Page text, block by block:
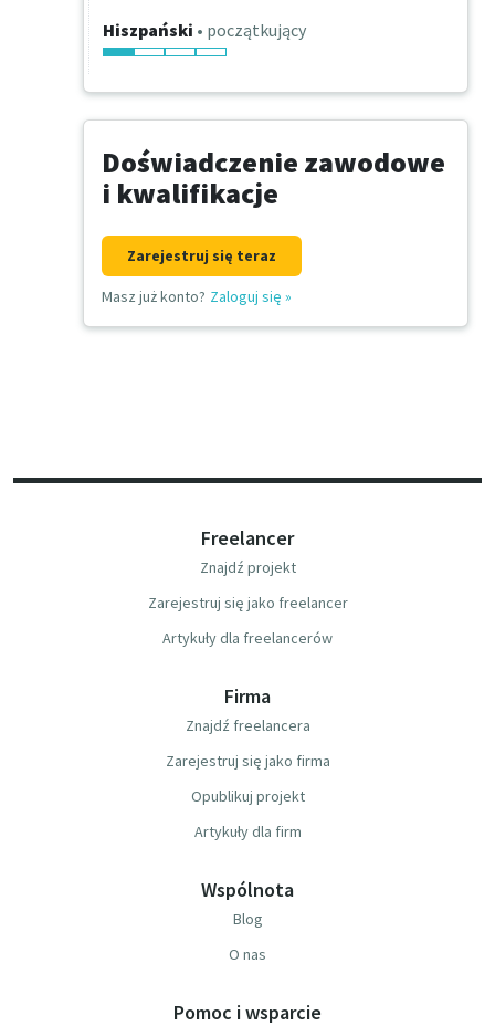
Hiszpański • początkujący
Doświadczenie zawodowe
i kwalifikacje
Zarejestruj się teraz
Masz już konto? Zaloguj się »
Freelancer
Znajdź projekt
Zarejestruj się jako freelancer
Artykuły dla freelancerów
Firma
Znajdź freelancera
Zarejestruj się jako firma
Opublikuj projekt
Artykuły dla firm
Wspólnota
Blog
O nas
Pomoc i wsparcie